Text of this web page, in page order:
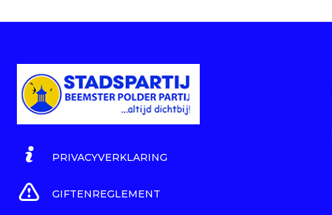
PRIVACYVERKLARING
GIFTENREGLEMENT